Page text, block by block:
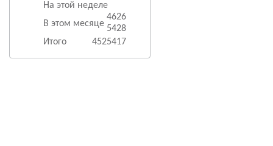
На этой неделе
4626
В этом месяце 5428
Итого
4525417